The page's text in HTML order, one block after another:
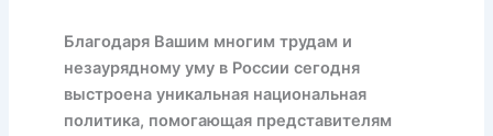
Благодаря Вашим многим трудам и
незаурядному уму в России сегодня
выстроена уникальная национальная
политика, помогающая представителям